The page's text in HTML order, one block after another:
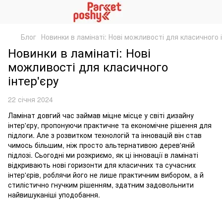
Блог Новинки в ламінаті: Нові можливості для класичного
Новинки в ламінаті: Нові
можливості для класичного
інтер'єру
22 січня 2024
Ламінат довгий час займав міцне місце у світі дизайну
інтер'єру, пропонуючи практичне та економічне рішення для
підлоги. Але з розвитком технологій та інновацій він став
чимось більшим, ніж просто альтернативою дерев'яній
підлозі. Сьогодні ми розкриємо, як ці інновації в ламінаті
відкривають нові горизонти для класичних та сучасних
інтер'єрів, роблячи його не лише практичним вибором, а й
стилістично гнучким рішенням, здатним задовольнити
найвишуканіші уподобання.